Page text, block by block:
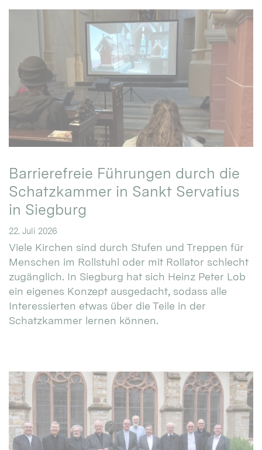
Barrierefreie Führungen durch die
Schatzkammer in Sankt Servatius
in Siegburg
22. Juli 2026
Viele Kirchen sind durch Stufen und Treppen für
Menschen im Rollstuhl oder mit Rollator schlecht
zugänglich. In Siegburg hat sich Heinz Peter Lob
ein eigenes Konzept ausgedacht, sodass alle
Interessierten etwas über die Teile in der
Schatzkammer lernen können.